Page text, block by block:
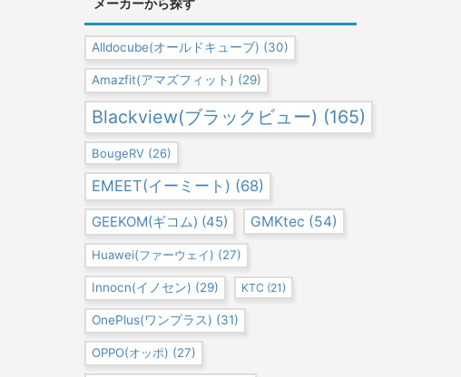
メーカーから探す
Alldocube(オールドキューブ) (30)
Amazfit(アマズフィット) (29)
Blackview(ブラックビュー) (165)
BougeRV (26)
EMEET(イーミート) (68)
GEEKOM(ギコム) (45) GMKtec (54)
Huawei(ファーウェイ) (27)
Innocn(イノセン) (29) KTC (21)
OnePlus(ワンプラス) (31)
OPPO(オッポ) (27)